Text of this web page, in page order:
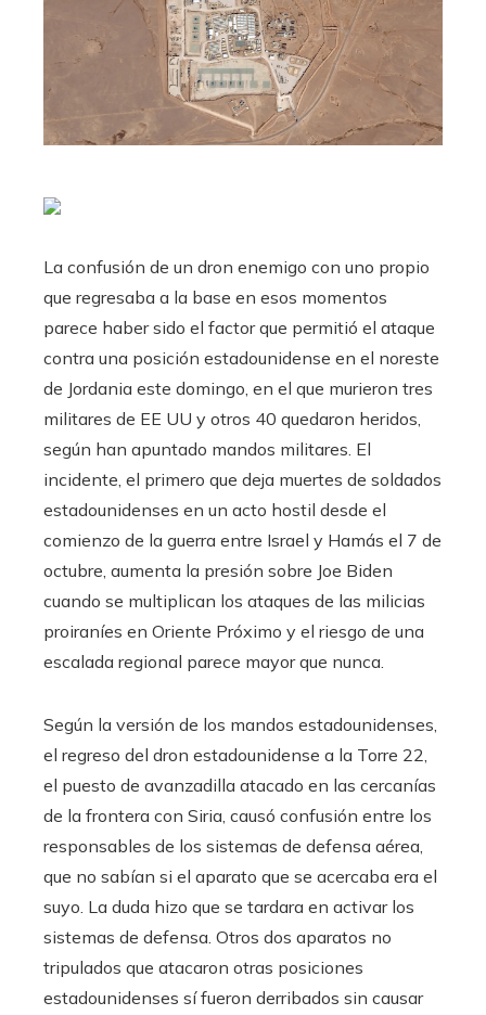
La confusión de un dron enemigo con uno propio
que regresaba a la base en esos momentos
parece haber sido el factor que permitió el ataque
contra una posición estadounidense en el noreste
de Jordania este domingo, en el que murieron tres
militares de EE UU y otros 40 quedaron heridos,
según han apuntado mandos militares. El
incidente, el primero que deja muertes de soldados
estadounidenses en un acto hostil desde el
comienzo de la guerra entre Israel y Hamás el 7 de
octubre, aumenta la presión sobre Joe Biden
cuando se multiplican los ataques de las milicias
proiraníes en Oriente Próximo y el riesgo de una
escalada regional parece mayor que nunca.
Según la versión de los mandos estadounidenses,
el regreso del dron estadounidense a la Torre 22,
el puesto de avanzadilla atacado en las cercanías
de la frontera con Siria, causó confusión entre los
responsables de los sistemas de defensa aérea,
que no sabían si el aparato que se acercaba era el
suyo. La duda hizo que se tardara en activar los
sistemas de defensa. Otros dos aparatos no
tripulados que atacaron otras posiciones
estadounidenses sí fueron derribados sin causar